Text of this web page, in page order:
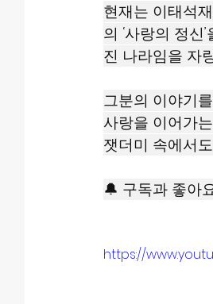
현재는 이태석
의 ‘사랑의 정
진 나라임을 자
그분의 이야기
사랑을 이어가
잿더미 속에서
🔔 구독과 좋아
https://